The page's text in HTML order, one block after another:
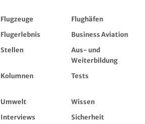
Flugzeuge
Flughäfen
Flugerlebnis
Business Aviation
Stellen
Aus- und
Weiterbildung
Kolumnen Tests
Umwelt
Wissen
Interviews
Sicherheit